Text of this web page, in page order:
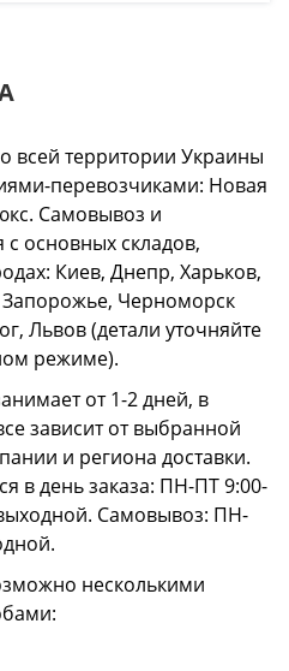
всей территории Украины
перевозчиками: Новая
Самовывоз и
с основных складов,
Киев, Днепр, Харьков,
Черноморск
Львов (детали уточняйте
режиме).
от 1-2 дней, в
зависит от выбранной
и региона доставки.
в день заказа: ПН-ПТ 9:00-
Самовывоз: ПН-
несколькими